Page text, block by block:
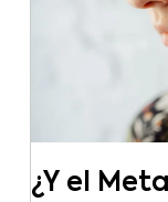
¿Y el